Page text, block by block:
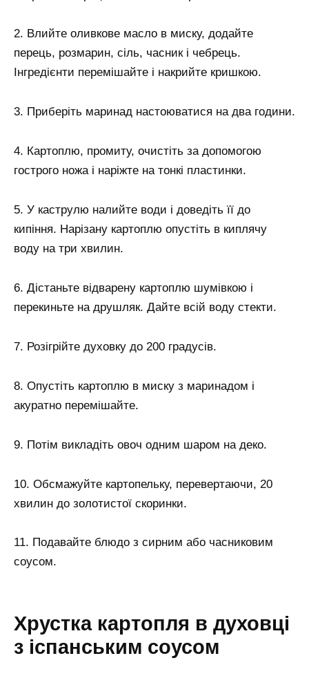
2. Влийте оливкове масло в миску, додайте
перець, розмарин, сіль, часник і чебрець.
Інгредієнти перемішайте і накрийте кришкою.
3. Приберіть маринад настоюватися на два години.
4. Картоплю, промиту, очистіть за допомогою
гострого ножа і наріжте на тонкі пластинки.
5. У каструлю налийте води і доведіть її до
кипіння. Нарізану картоплю опустіть в киплячу
воду на три хвилин.
6. Дістаньте відварену картоплю шумівкою і
перекиньте на друшляк. Дайте всій воду стекти.
7. Розігрійте духовку до 200 градусів.
8. Опустіть картоплю в миску з маринадом і
акуратно перемішайте.
9. Потім викладіть овоч одним шаром на деко.
10. Обсмажуйте картопельку, перевертаючи, 20
хвилин до золотистої скоринки.
11. Подавайте блюдо з сирним або часниковим
соусом.
Хрустка картопля в духовці
з іспанським соусом